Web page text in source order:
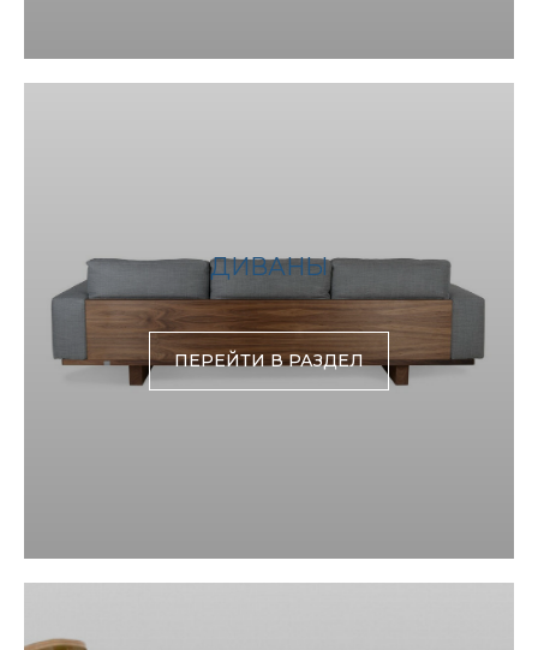
ДИВАНЫ
ПЕРЕЙТИ В РАЗДЕЛ